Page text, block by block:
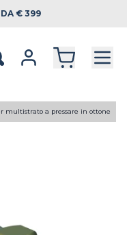
DA € 399
multistrato a pressare in ottone